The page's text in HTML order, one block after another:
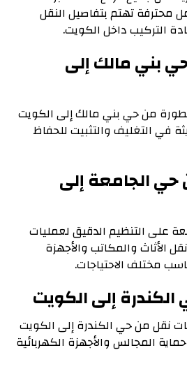
محترفة تهتم بتفاصيل النقل
التركيب داخل الكويت.
بني مالك إلى
من حي بني مالك إلى الكويت
في التغليف والتثبيت للحفاظ
الجامعة إلى
على التنظيم الدقيق لعمليات
الأثاث والمكاتب والأجهزة
مختلف الاحتياجات.
إلى الكويت
نقل من حي الكندرة إلى الكويت
المجالس والأجهزة الكهربائية